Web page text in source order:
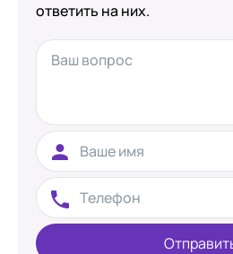
ответить на них.